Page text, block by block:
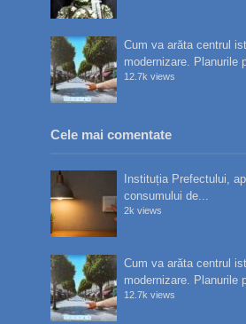
Cum va arăta centrul
modernizare. Planurile
12.7k views
Cele mai comentate
Instituția Prefectului,
consumului de...
2k views
Cum va arăta centrul
modernizare. Planurile
12.7k views